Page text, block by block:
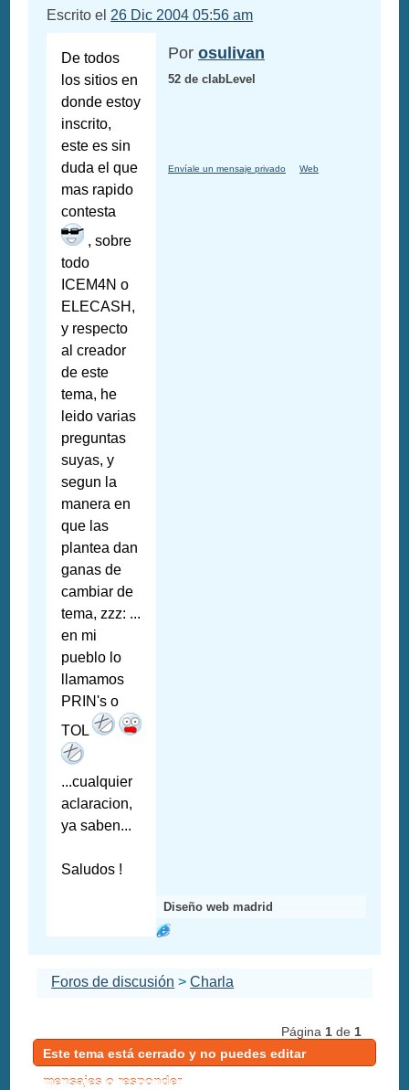
Escrito el 26 Dic 2004 05:56 am
De todos
los sitios en
donde estoy
inscrito,
este es sin
duda el que
mas rapido
contesta
, sobre
todo
ICEM4N o
ELECASH,
y respecto
al creador
de este
tema, he
leido varias
preguntas
suyas, y
segun la
manera en
que las
plantea dan
ganas de
cambiar de
tema, zzz: ...
en mi
pueblo lo
llamamos
PRIN's o
TOL
...cualquier
aclaracion,
ya saben...
Saludos !
Por osulivan
52 de clabLevel
Envíale un mensaje privado Web
Diseño web madrid
Foros de discusión >Charla
Página 1de 1
Este tema está cerrado y no puedes editar
mensajes o responder